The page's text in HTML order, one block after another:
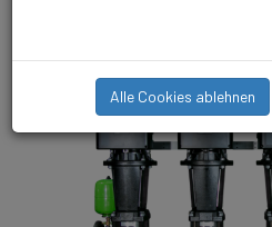
Alle Cookies ablehnen